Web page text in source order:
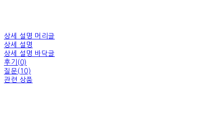
상세 설명 머리글
상세 설명
상세 설명 바닥글
후기(0)
질문(10)
관련 상품